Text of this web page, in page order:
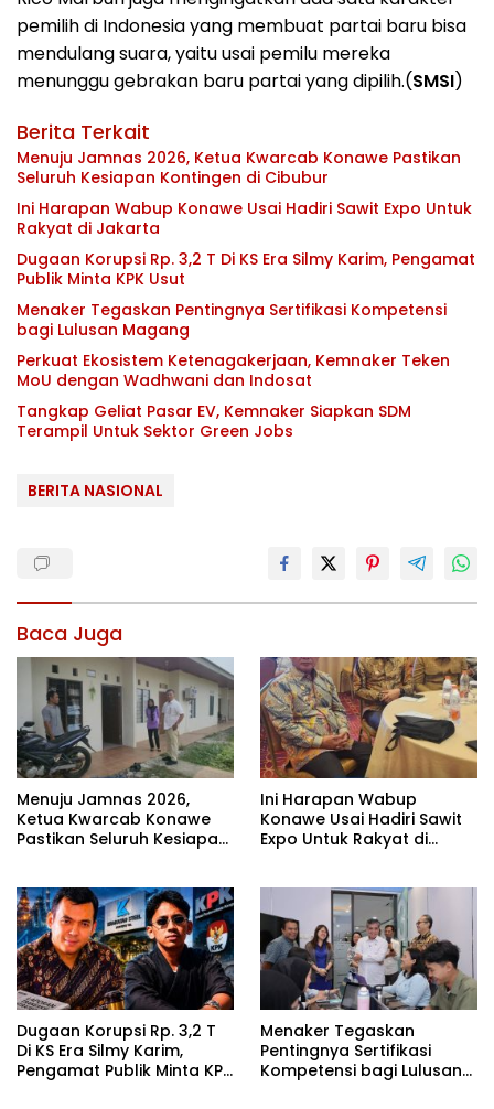
pemilih di Indonesia yang membuat partai baru bisa
mendulang suara, yaitu usai pemilu mereka
menunggu gebrakan baru partai yang dipilih.(SMSI)
Berita Terkait
Menuju Jamnas 2026, Ketua Kwarcab Konawe Pastikan
Seluruh Kesiapan Kontingen di Cibubur
Ini Harapan Wabup Konawe Usai Hadiri Sawit Expo Untuk
Rakyat di Jakarta
Dugaan Korupsi Rp. 3,2 T Di KS Era Silmy Karim, Pengamat
Publik Minta KPK Usut
Menaker Tegaskan Pentingnya Sertifikasi Kompetensi
bagi Lulusan Magang
Perkuat Ekosistem Ketenagakerjaan, Kemnaker Teken
MoU dengan Wadhwani dan Indosat
Tangkap Geliat Pasar EV, Kemnaker Siapkan SDM
Terampil Untuk Sektor Green Jobs
BERITA NASIONAL
Baca Juga
Menuju Jamnas 2026,
Ketua Kwarcab Konawe
Pastikan Seluruh Kesiapan
Ini Harapan Wabup
Konawe Usai Hadiri Sawit
Expo Untuk Rakyat di
Dugaan Korupsi Rp. 3,2 T
Di KS Era Silmy Karim,
Pengamat Publik Minta KPK
Menaker Tegaskan
Pentingnya Sertifikasi
Kompetensi bagi Lulusan